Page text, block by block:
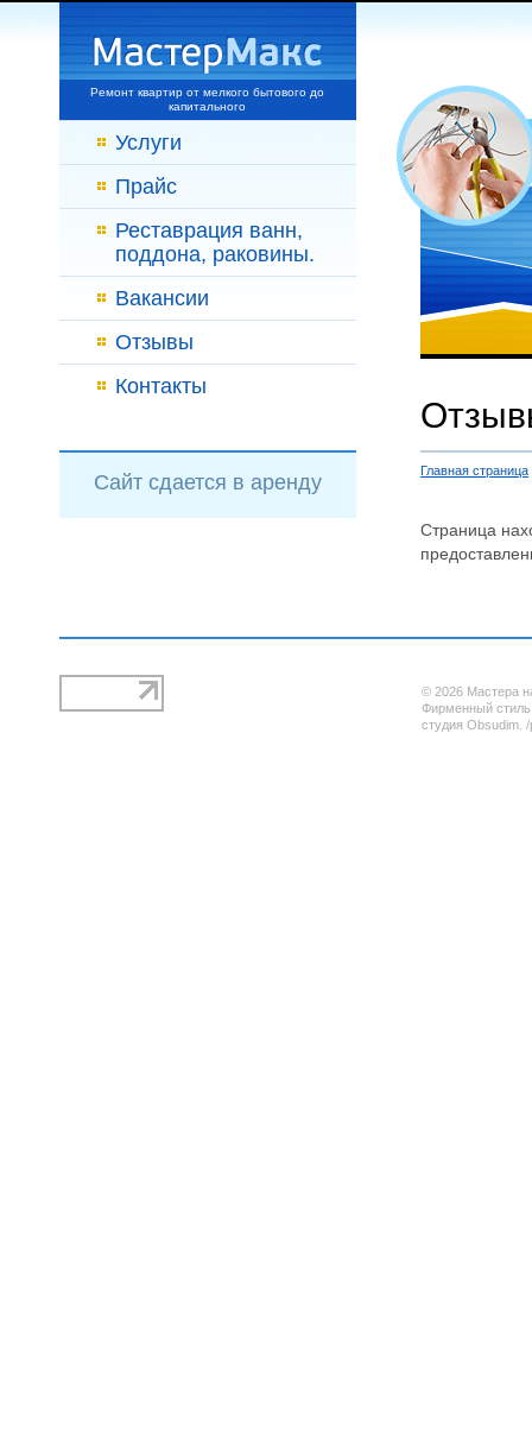
Ремонт квартир от мелкого бытового до
капитального
Услуги
Прайс
Реставрация ванн,
поддона, раковины.
Вакансии
Отзывы
Контакты
Сайт сдается в аренду Главная страница
Страница
© 2026 Мастера
Фирменный
студия Obsudim. /